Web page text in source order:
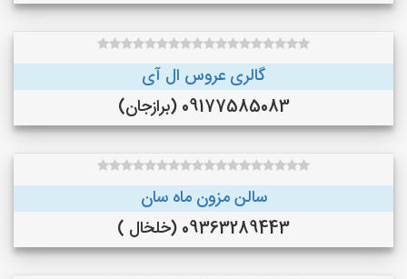
گالری عروس ال آی
09177585083 (برازجان)
سالن مزون ماه سان
09363289443 (خلخال )